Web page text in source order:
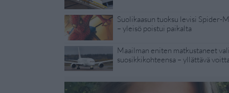
Suolikaasun tuoksu levisi Spider-
– yleisö poistui paikalta
Maailman eniten matkustaneet
suosikkikohteensa – yllättävä